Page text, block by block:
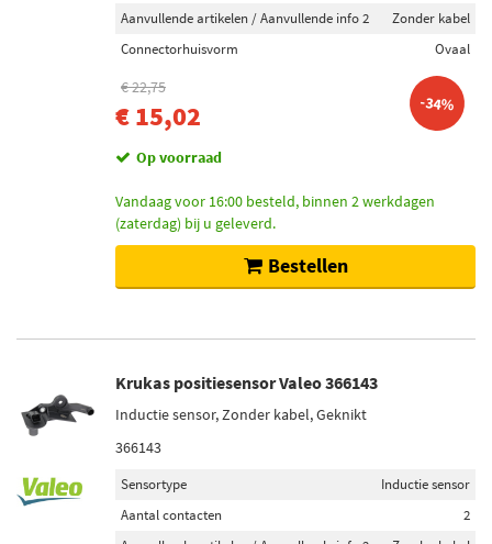
Aanvullende artikelen / Aanvullende info 2
Zonder kabel
Connectorhuisvorm
Ovaal
€ 22,75
€ 15,02 -34%
Op voorraad
Vandaag voor 16:00 besteld, binnen 2 werkdagen
(zaterdag) bij u geleverd.
Bestellen
Krukas positiesensor Valeo 366143
Inductie sensor, Zonder kabel, Geknikt
366143
Sensortype
Inductie sensor
Aantal contacten
2